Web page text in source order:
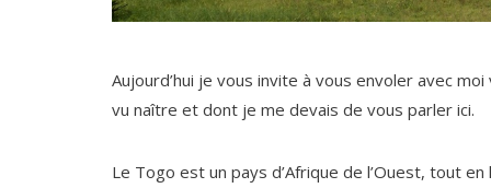
Aujourd’hui je vous invite à vous envoler avec
vu naître et dont je me devais de vous parler ici.
Le Togo est un pays d’Afrique de l’Ouest, tout en